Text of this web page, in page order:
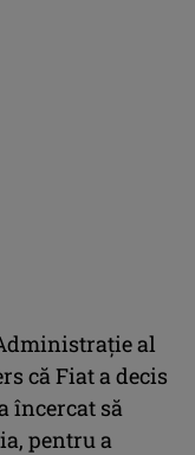
al
că Fiat a decis
încercat să
pentru a